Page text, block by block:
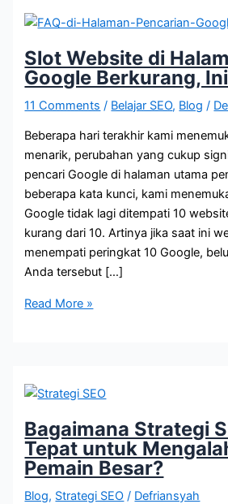
Slot Website di
Google Berkurang,
11 Comments / Belajar SEO, Blog /
Beberapa hari terakhir kami
menarik, perubahan yang cukup
pencari Google di halaman utama
beberapa kata kunci, kami
Google tidak lagi ditempati 10
kurang dari 10. Artinya jika saat ini
menempati peringkat 10 Google,
Anda tersebut […]
Slot
1
Google
Berkurang,
Ini
Faktanya!
Read More »
Bagaimana Strategi
Tepat untuk
Pemain Besar?
Blog, Strategi SEO / Defriansyah